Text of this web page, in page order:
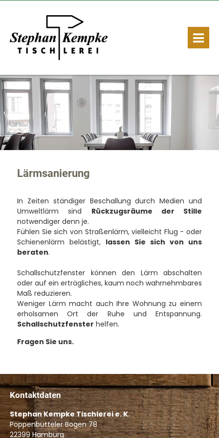
Lärmsanierung
In Zeiten ständiger Beschallung durch Medien und
Umweltlärm sind Rückzugsräume der Stille
notwendiger denn je.
Fühlen Sie sich von Straßenlärm, vielleicht Flug - oder
Schienenlärm belästigt, lassen Sie sich von uns
beraten.
Schallschutzfenster können den Lärm abschalten
oder auf ein erträgliches, kaum noch wahrnehmbares
Maß reduzieren.
Weniger Lärm macht auch Ihre Wohnung zu einem
erholsamen Ort der Ruhe und Entspannung.
Schallschutzfenster helfen.
Fragen Sie uns.
Kontaktdaten
Stephan Kempke Tischlerei e. K.
Poppenbütteler Bogen 78
22399 Hamburg